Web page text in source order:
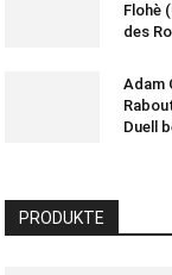
Flohè
des
Adam
Duell
PRODUKTE